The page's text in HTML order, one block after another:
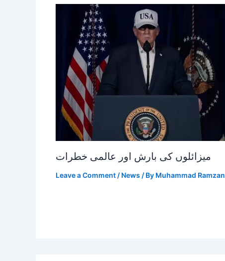
میزائلوں کی بارش اور عالمی خطرات
Leave a Comment/ News / By Muhammad Ramzan